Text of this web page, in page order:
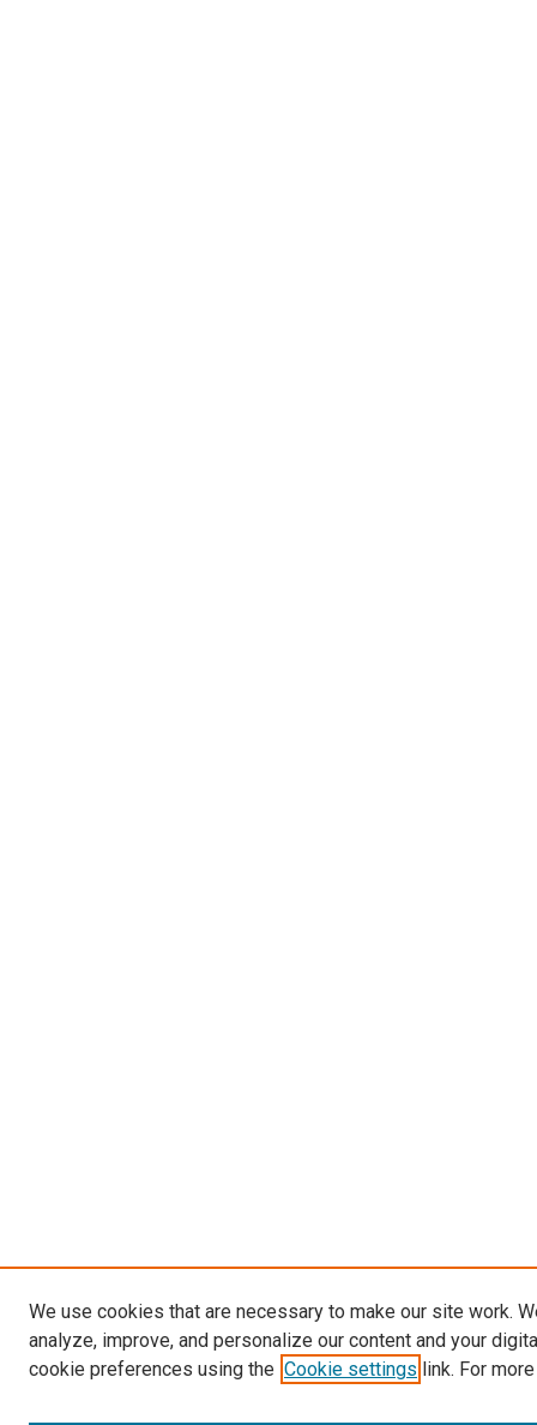
We use cookies that are necessary to make our site work.
analyze, improve, and personalize our content and your
cookie preferences using the Cookie settings link. For